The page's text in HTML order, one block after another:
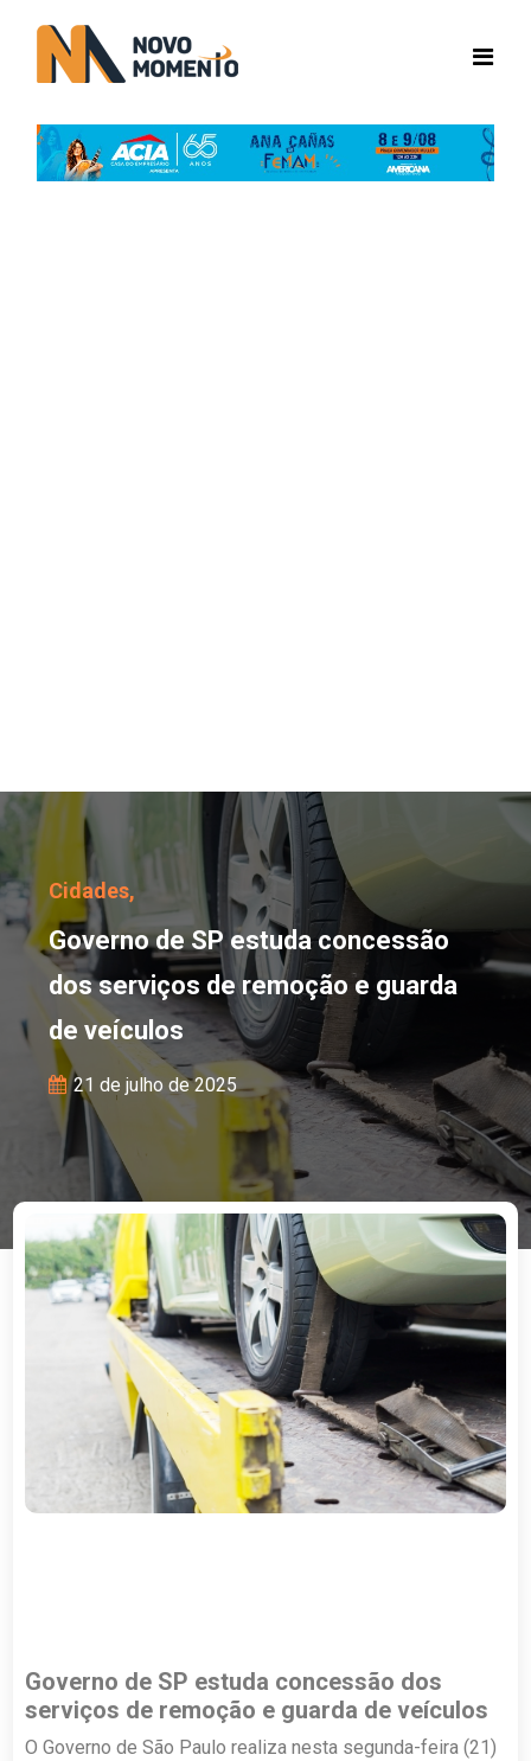
Governo de SP estuda
Cidades,
Governo de SP estuda concessão
dos serviços de remoção e guarda
de veículos
21 de julho de 2025
Governo de SP estuda concessão dos
serviços de remoção e guarda de veículos
O Governo de São Paulo realiza nesta segunda-feira (21)